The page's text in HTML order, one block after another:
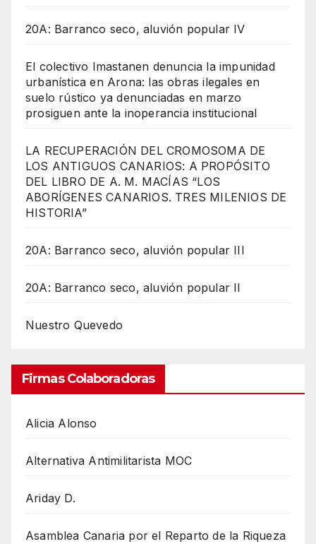
20A: Barranco seco, aluvión popular IV
El colectivo Imastanen denuncia la impunidad
urbanística en Arona: las obras ilegales en
suelo rústico ya denunciadas en marzo
prosiguen ante la inoperancia institucional
LA RECUPERACIÓN DEL CROMOSOMA DE
LOS ANTIGUOS CANARIOS: A PROPÓSITO
DEL LIBRO DE A. M. MACÍAS “LOS
ABORÍGENES CANARIOS. TRES MILENIOS DE
HISTORIA”
20A: Barranco seco, aluvión popular III
20A: Barranco seco, aluvión popular II
Nuestro Quevedo
Firmas Colaboradoras
Alicia Alonso
Alternativa Antimilitarista MOC
Ariday D.
Asamblea Canaria por el Reparto de la Riqueza